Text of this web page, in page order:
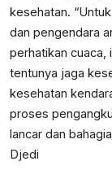
kesehatan.
dan pengendara
perhatikan cuaca,
tentunya jaga
kesehatan
proses
lancar dan
Djedi